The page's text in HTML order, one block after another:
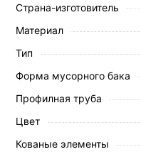
Страна-изготовитель
Материал
Тип
Форма мусорного бака
Профилная труба
Цвет
Кованые элементы